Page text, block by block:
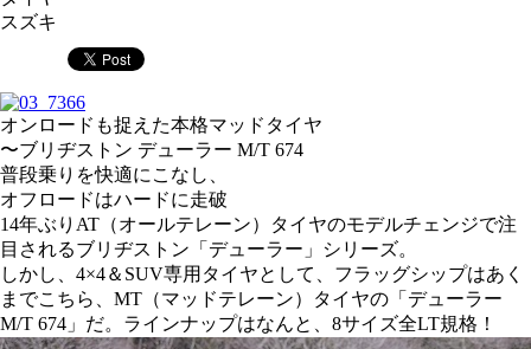
スズキ
オンロードも捉えた本格マッドタイヤ
〜ブリヂストン デューラー M/T 674
普段乗りを快適にこなし、
オフロードはハードに走破
14年ぶりAT（オールテレーン）タイヤのモデルチェンジで注
目されるブリヂストン「デューラー」シリーズ。
しかし、4×4＆SUV専用タイヤとして、フラッグシップはあく
までこちら、MT（マッドテレーン）タイヤの「デューラー
M/T 674」だ。ラインナップはなんと、8サイズ全LT規格！